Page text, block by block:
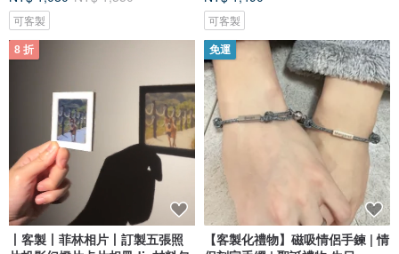
可客製 可客製
8 折
丨客製丨菲林相片丨訂製五張照
免運
【客製化禮物】磁吸情侶手鍊 | 情